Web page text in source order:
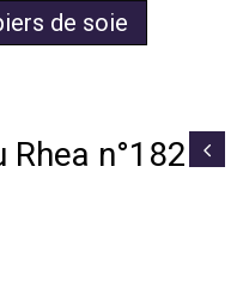
de soie
Rhea n°182